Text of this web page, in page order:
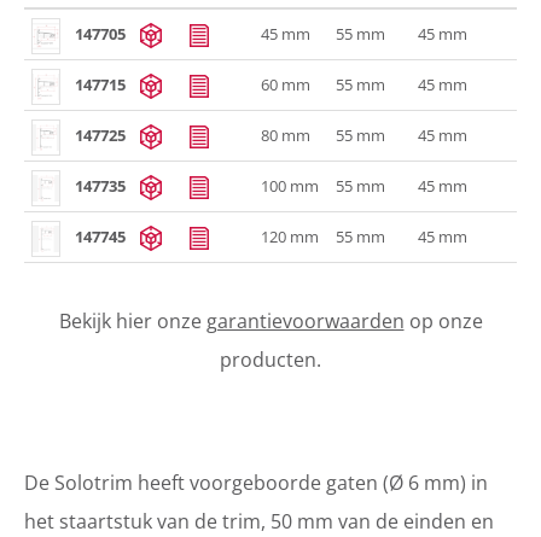
147705 45 mm 55 mm 45 mm
147715 60 mm 55 mm 45 mm
147725 80 mm 55 mm 45 mm
147735 100 mm 55 mm 45 mm
147745 120 mm 55 mm 45 mm
Bekijk hier onze garantievoorwaarden op onze
producten.
De Solotrim heeft voorgeboorde gaten (Ø 6 mm) in
het staartstuk van de trim, 50 mm van de einden en